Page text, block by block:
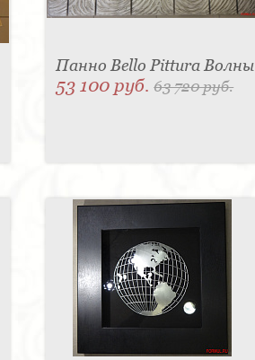
Панно Bello Pittura Волны
53 100 руб.63 720 руб.